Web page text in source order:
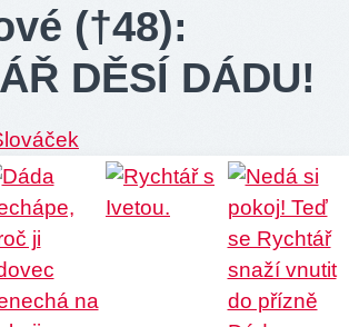
(†48):
DĚSÍ DÁDU!